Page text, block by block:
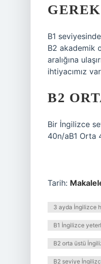
B1
B2 akademik
aralığına
ihtiyacımız
B2
Bir İngilizce
40n/aB1 Orta
Tarih:
3 ayda İngilizce
B1 İngilizce
B2 orta üstü
B2 seviye